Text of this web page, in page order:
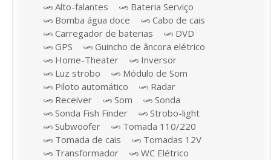
Alto-falantes
Bateria Serviço
Bomba água doce
Cabo de cais
Carregador de baterias
DVD
GPS
Guincho de âncora elétrico
Home-Theater
Inversor
Luz strobo
Módulo de Som
Piloto automático
Radar
Receiver
Som
Sonda
Sonda Fish Finder
Strobo-light
Subwoofer
Tomada 110/220
Tomada de cais
Tomadas 12V
Transformador
WC Elétrico